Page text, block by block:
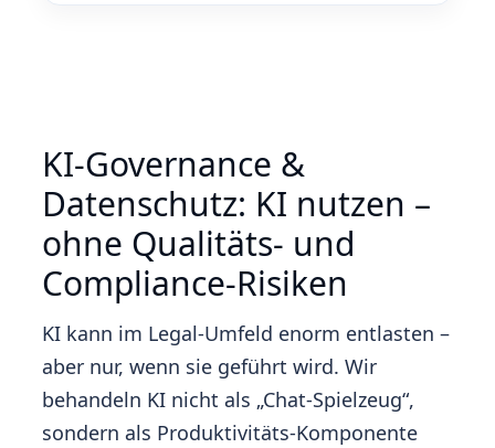
KI‑Governance &
Datenschutz: KI nutzen –
ohne Qualitäts- und
Compliance‑Risiken
KI kann im Legal‑Umfeld enorm entlasten –
aber nur, wenn sie geführt wird. Wir
behandeln KI nicht als „Chat‑Spielzeug“,
sondern als Produktivitäts‑Komponente